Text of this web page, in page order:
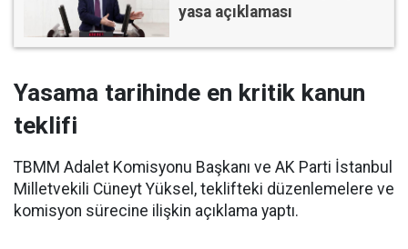
yasa açıklaması
Yasama tarihinde en kritik kanun
teklifi
TBMM Adalet Komisyonu Başkanı ve AK Parti İstanbul
Milletvekili Cüneyt Yüksel, teklifteki düzenlemelere ve
komisyon sürecine ilişkin açıklama yaptı.